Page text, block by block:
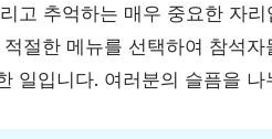
고 추억하는 매우 중요한 자리
절한 메뉴를 선택하여 참석
일입니다. 여러분의 슬픔을